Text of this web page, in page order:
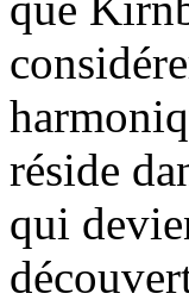
réside
qui